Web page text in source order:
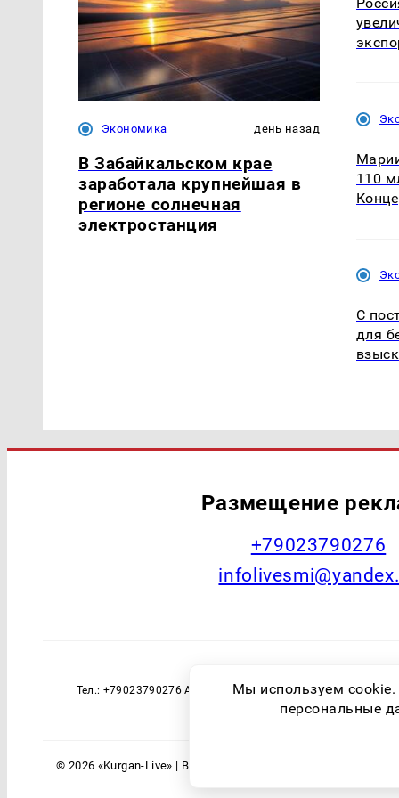
Экономика день назад
В Забайкальском крае
заработала крупнейшая в
регионе солнечная
электростанция
110
С
для
Размещение
+79023790276
Тел.: +79023790276 Адрес эл. почты:
технологий и
© 2026 «Kurgan-Live» | Все права защищены
Мы используем
персональные